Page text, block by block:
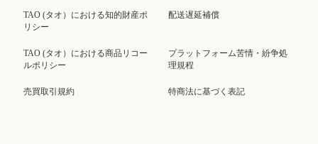
TAO (タオ）における知的財産ポ
リシー
TAO (タオ）における商品リコー
ルポリシー
売買取引規約
配送遅延補償
プラットフォーム苦情・紛争処
理規程
特商法に基づく表記